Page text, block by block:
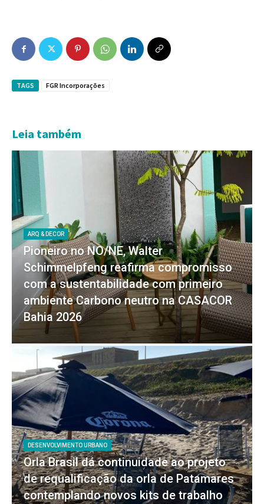
TAGS FGR Incorporações
Leia também
ARQ & DECOR
Pioneiro no NO/NE, Walter
Schimmelpfeng reafirma compromisso
com a sustentabilidade com primeiro
ambiente Carbono neutro na CASACOR
Bahia 2026
DESENVOLVIMENTO URBANO
Orla Brasil dá continuidade ao projeto
de requalificação da orla de Patamares
contemplando novos kits de trabalho